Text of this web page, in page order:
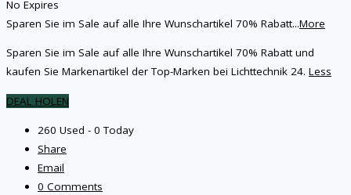
No Expires
Sparen Sie im Sale auf alle Ihre Wunschartikel 70% Rabatt...More
Sparen Sie im Sale auf alle Ihre Wunschartikel 70% Rabatt und
kaufen Sie Markenartikel der Top-Marken bei Lichttechnik 24. Less
DEAL HOLEN
260 Used - 0 Today
Share
Email
0 Comments